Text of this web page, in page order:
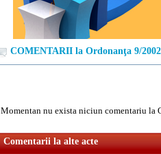
COMENTARII la Ordonanţa 9/2002
Momentan nu exista niciun comentariu la
Comentarii la alte acte